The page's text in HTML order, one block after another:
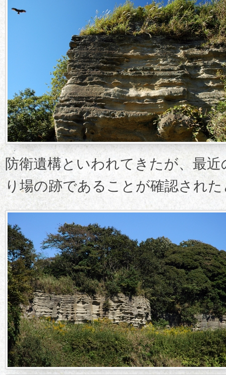
防衛遺構といわれてきたが、最
り場の跡であることが確認され